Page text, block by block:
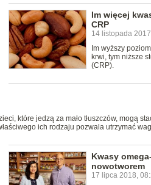
Im więcej
CRP
14 listopada
Im wyższy
krwi, tym niższe
(CRP).
które jedzą za mało tłuszczów, mogą
ich rodzaju pozwala utrzymać
Kwasy
nowotworem
17 lipca 2018,